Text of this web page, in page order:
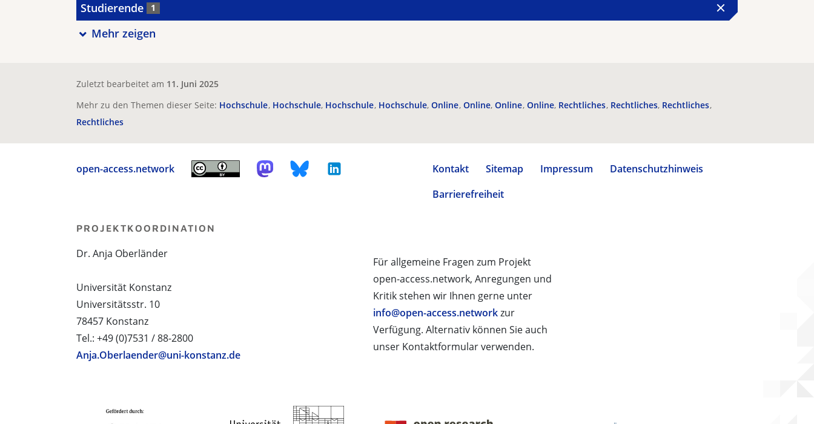
Studierende 1
Mehr zeigen
Zuletzt bearbeitet am 11. Juni 2025
Mehr zu den Themen dieser Seite: Hochschule Hochschule Hochschule Hochschule Online Online Online Online Rechtliches Rechtliches Rechtliches
Rechtliches
open-access.network Kontakt Sitemap Impressum
Datenschutzhinweis
Barrierefreiheit
Für allgemeine Fragen zum Projekt
open-access.network, Anregungen und
Kritik stehen wir Ihnen gerne unter
info@open-access.networkzur
Verfügung. Alternativ können Sie auch
unser Kontaktformular verwenden.
PROJEKTKOORDINATION
Dr. Anja Oberländer
Universität Konstanz
Universitätsstr. 10
78457 Konstanz
Tel.: +49 (0)7531 / 88-2800
Anja.Oberlaender@uni-konstanz.de